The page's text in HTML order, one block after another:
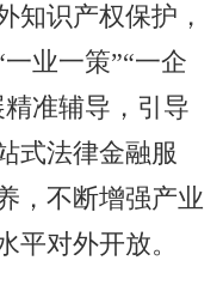
知识产权保护，
业一策”“一企
准辅导，引导
式法律金融服
，不断增强产业
平对外开放。